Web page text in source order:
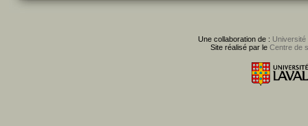
Une collaboration de : Université
Site réalisé par le Centre de